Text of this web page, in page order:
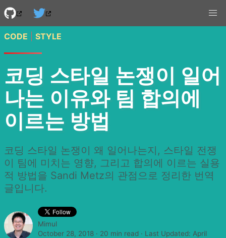
CODE STYLE
코딩 스타일 논쟁이 일어
나는 이유와 팀 합의에
이르는 방법
코딩 스타일 논쟁이 왜 일어나는지, 스타일 전쟁
이 팀에 미치는 영향, 그리고 합의에 이르는 실용
적 방법을 Sandi Metz의 관점으로 정리한 번역
글입니다.
Mimul
October 28, 2018 · 20 min read · Last Updated: April